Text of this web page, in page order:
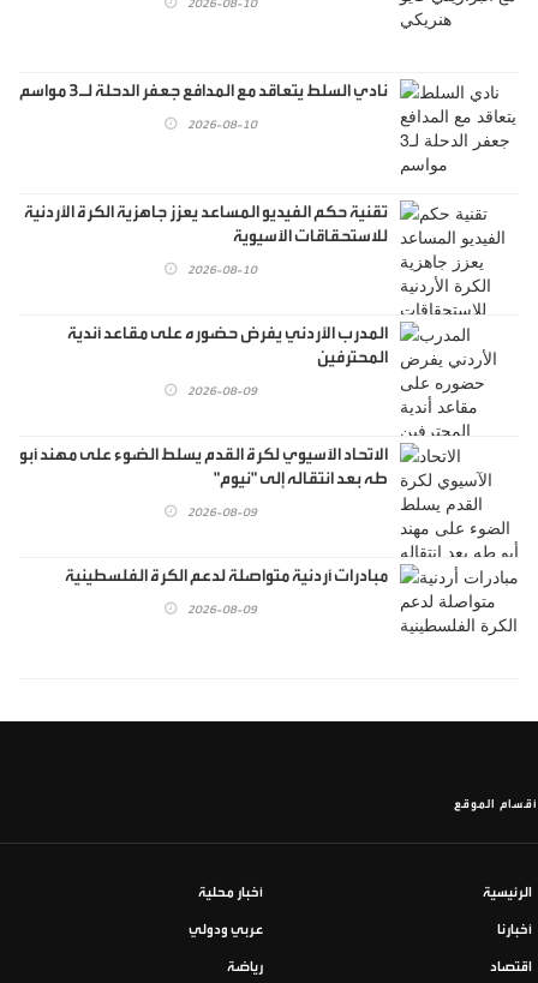
2026-08-10
نادي السلط يتعاقد مع المدافع جعفر الدحلة لـ3 مواسم
2026-08-10
تقنية حكم الفيديو المساعد يعزز جاهزية الكرة الأردنية
للاستحقاقات الآسيوية
2026-08-10
المدرب الأردني يفرض حضوره على مقاعد أندية
المحترفين
2026-08-09
الاتحاد الآسيوي لكرة القدم يسلط الضوء على مهند أبو
طه بعد انتقاله إلى "نيوم"
2026-08-09
مبادرات أردنية متواصلة لدعم الكرة الفلسطينية
2026-08-09
أقسام الموقع
الرئيسية أخبار محلية
أخبارنا عربي ودولي
اقتصاد رياضة